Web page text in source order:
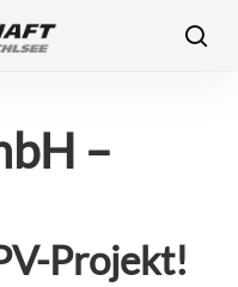
–
Projekt!